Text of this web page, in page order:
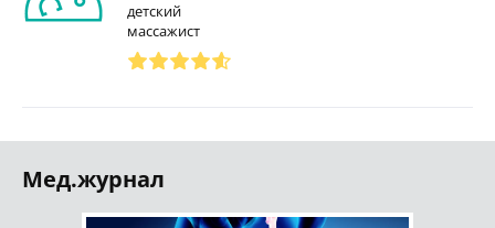
детский
массажист
Мед.журнал